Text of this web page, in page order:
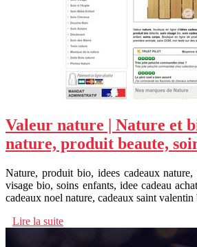
Valeur nature | Nature et
nature, produit beaute,
Nature, produit bio, idees cadeaux
visage bio, soins enfants, idee cadeau
cadeaux noel nature, cadeaux saint
Lire la suite